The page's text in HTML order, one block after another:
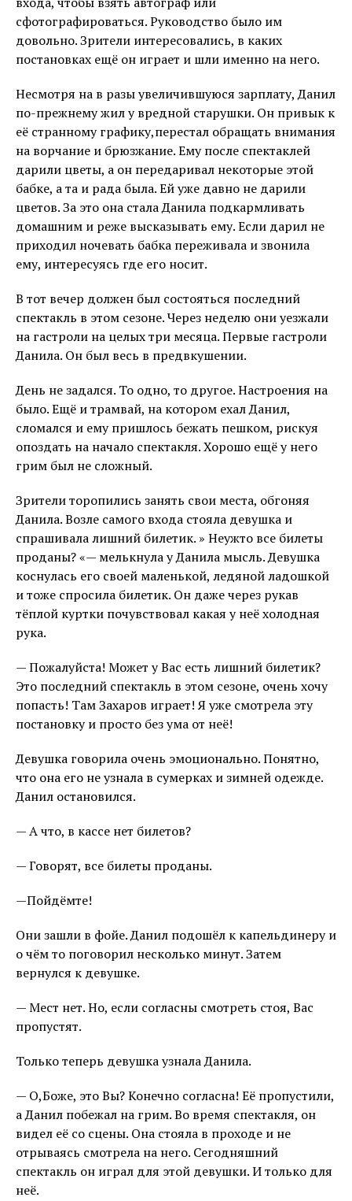
сфотографироваться. Руководство было им
довольно. Зрители интересовались, в каких
постановках ещё он играет и шли именно на него.
Несмотря на в разы увеличившуюся зарплату, Данил
по-прежнему жил у вредной старушки. Он привык к
её странному графику,перестал обращать внимания
на ворчание и брюзжание. Ему после спектаклей
дарили цветы, а он передаривал некоторые этой
бабке, а та и рада была. Ей уже давно не дарили
цветов. За это она стала Данила подкармливать
домашним и реже высказывать ему. Если дарил не
приходил ночевать бабка переживала и звонила
ему, интересуясь где его носит.
В тот вечер должен был состояться последний
спектакль в этом сезоне. Через неделю они уезжали
на гастроли на целых три месяца. Первые гастроли
Данила. Он был весь в предвкушении.
День не задался. То одно, то другое. Настроения на
было. Ещё и трамвай, на котором ехал Данил,
сломался и ему пришлось бежать пешком, рискуя
опоздать на начало спектакля. Хорошо ещё у него
грим был не сложный.
Зрители торопились занять свои места, обгоняя
Данила. Возле самого входа стояла девушка и
спрашивала лишний билетик. » Неужто все билеты
проданы? «— мелькнула у Данила мысль. Девушка
коснулась его своей маленькой, ледяной ладошкой
и тоже спросила билетик. Он даже через рукав
тёплой куртки почувствовал какая у неё холодная
рука.
— Пожалуйста! Может у Вас есть лишний билетик?
Это последний спектакль в этом сезоне, очень хочу
попасть! Там Захаров играет! Я уже смотрела эту
постановку и просто без ума от неё!
Девушка говорила очень эмоционально. Понятно,
что она его не узнала в сумерках и зимней одежде.
Данил остановился.
— А что, в кассе нет билетов?
— Говорят, все билеты проданы.
—Пойдёмте!
Они зашли в фойе. Данил подошёл к капельдинеру и
о чём то поговорил несколько минут. Затем
вернулся к девушке.
— Мест нет. Но, если согласны смотреть стоя, Вас
пропустят.
Только теперь девушка узнала Данила.
— О,Боже, это Вы? Конечно согласна! Её пропустили,
а Данил побежал на грим. Во время спектакля, он
видел её со сцены. Она стояла в проходе и не
отрываясь смотрела на него. Сегодняшний
спектакль он играл для этой девушки. И только для
неё.